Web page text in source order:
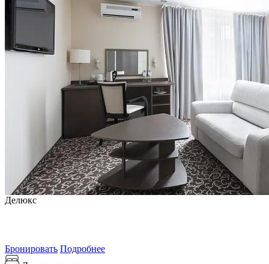
Делюкс
Бронировать Подробнее